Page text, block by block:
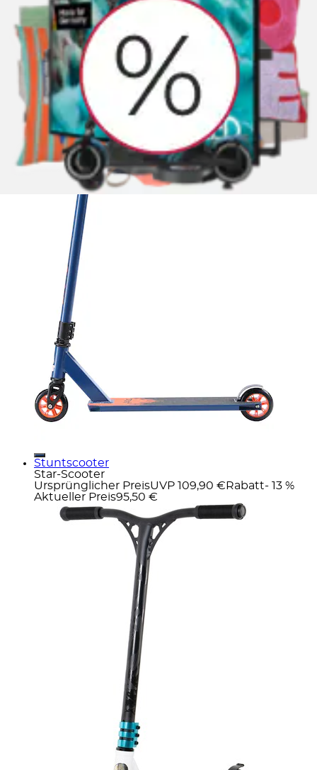
Stuntscooter
BLUE GORILLAZ
Aktueller Preis
68,40 €
Stuntscooter
Star-Scooter
Ursprünglicher PreisUVP 109,90 € Rabatt- 13 %
Aktueller Preis95,50 €